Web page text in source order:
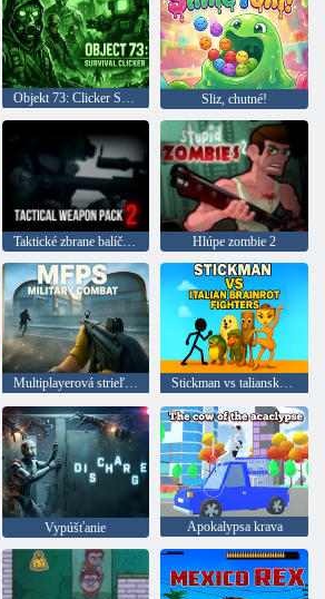
Objekt 73: Clicker Survival Sliz, chutné!
Taktické zbrane balíček 2 Hlúpe zombie 2
Multiplayerová strieľačka z pohľadu prvej osoby Vojenský boj Stickman vs taliansky brainrot
Vypúšťanie Apokalypsa krava